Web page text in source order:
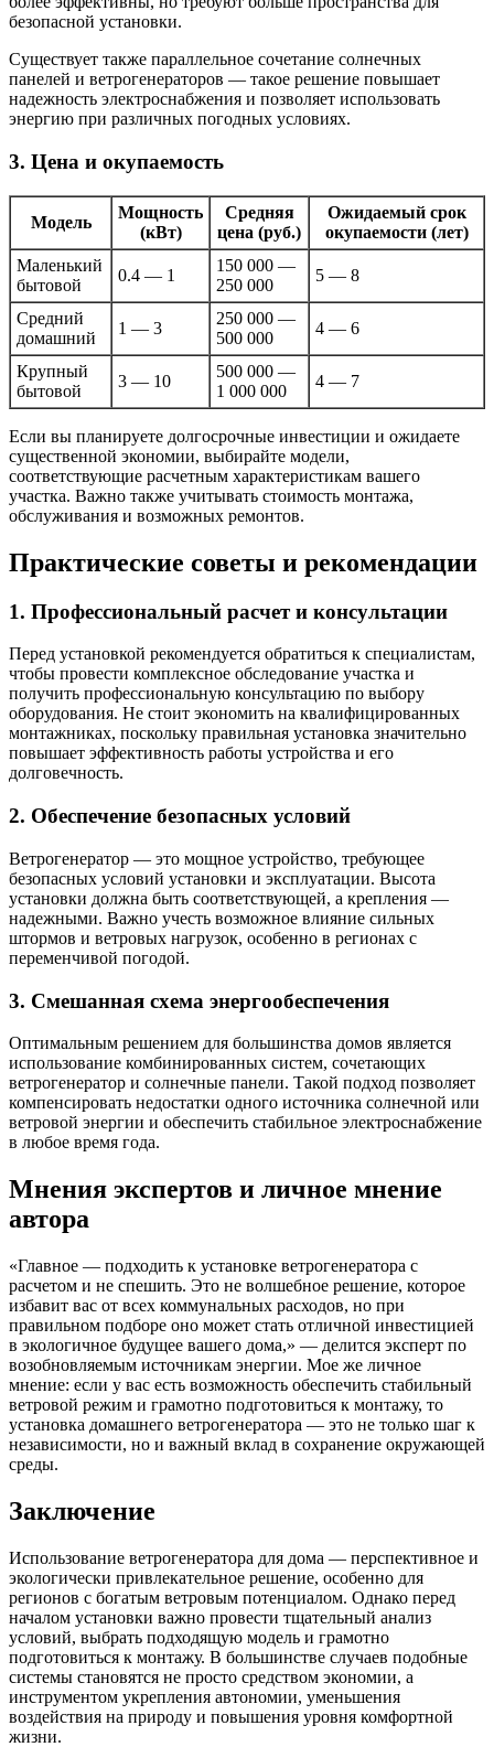
безопасной установки.
Существует также параллельное сочетание солнечных
панелей и ветрогенераторов — такое решение повышает
надежность электроснабжения и позволяет использовать
энергию при различных погодных условиях.
3. Цена и окупаемость
Модель
Мощность
(кВт)
Средняя
цена (руб.)
Ожидаемый срок
окупаемости (лет)
Маленький
бытовой
0.4 — 1
150 000 —
250 000
5 — 8
Средний
домашний
1 — 3
250 000 —
500 000
4 — 6
Крупный
бытовой
3 — 10
500 000 —
1 000 000
4 — 7
Если вы планируете долгосрочные инвестиции и ожидаете
существенной экономии, выбирайте модели,
соответствующие расчетным характеристикам вашего
участка. Важно также учитывать стоимость монтажа,
обслуживания и возможных ремонтов.
Практические советы и рекомендации
1. Профессиональный расчет и консультации
Перед установкой рекомендуется обратиться к специалистам,
чтобы провести комплексное обследование участка и
получить профессиональную консультацию по выбору
оборудования. Не стоит экономить на квалифицированных
монтажниках, поскольку правильная установка значительно
повышает эффективность работы устройства и его
долговечность.
2. Обеспечение безопасных условий
Ветрогенератор — это мощное устройство, требующее
безопасных условий установки и эксплуатации. Высота
установки должна быть соответствующей, а крепления —
надежными. Важно учесть возможное влияние сильных
штормов и ветровых нагрузок, особенно в регионах с
переменчивой погодой.
3. Смешанная схема энергообеспечения
Оптимальным решением для большинства домов является
использование комбинированных систем, сочетающих
ветрогенератор и солнечные панели. Такой подход позволяет
компенсировать недостатки одного источника солнечной или
ветровой энергии и обеспечить стабильное электроснабжение
в любое время года.
Мнения экспертов и личное мнение
автора
«Главное — подходить к установке ветрогенератора с
расчетом и не спешить. Это не волшебное решение, которое
избавит вас от всех коммунальных расходов, но при
правильном подборе оно может стать отличной инвестицией
в экологичное будущее вашего дома,» — делится эксперт по
возобновляемым источникам энергии. Мое же личное
мнение: если у вас есть возможность обеспечить стабильный
ветровой режим и грамотно подготовиться к монтажу, то
установка домашнего ветрогенератора — это не только шаг к
независимости, но и важный вклад в сохранение окружающей
среды.
Заключение
Использование ветрогенератора для дома — перспективное и
экологически привлекательное решение, особенно для
регионов с богатым ветровым потенциалом. Однако перед
началом установки важно провести тщательный анализ
условий, выбрать подходящую модель и грамотно
подготовиться к монтажу. В большинстве случаев подобные
системы становятся не просто средством экономии, а
инструментом укрепления автономии, уменьшения
воздействия на природу и повышения уровня комфортной
жизни.